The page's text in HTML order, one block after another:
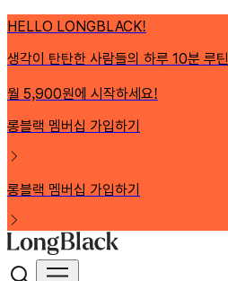
HELLO LONGBLACK!
생각이 탄탄한 사람들의 하루 10분 루틴
월 5,900원에 시작하세요!
롱블랙 멤버십 가입하기
롱블랙 멤버십 가입하기